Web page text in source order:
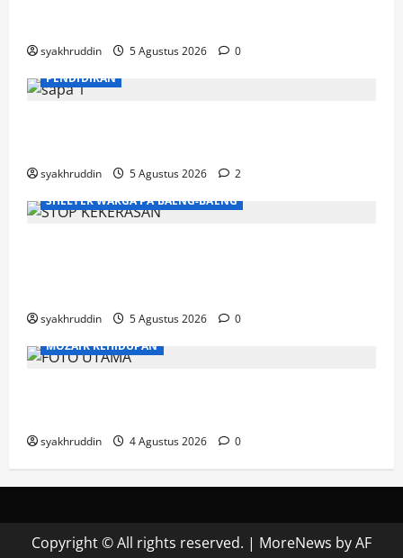
syakhruddin 5 Agustus 2026
0
PENDIDIKAN
syakhruddin 5 Agustus 2026
2
SHELTER WARGA PA'BAENG-BAENG
syakhruddin 5 Agustus 2026
0
MOZAIK KEHIDUPAN
syakhruddin 4 Agustus 2026 0
Copyright © All rights reserved. | MoreNews by AF